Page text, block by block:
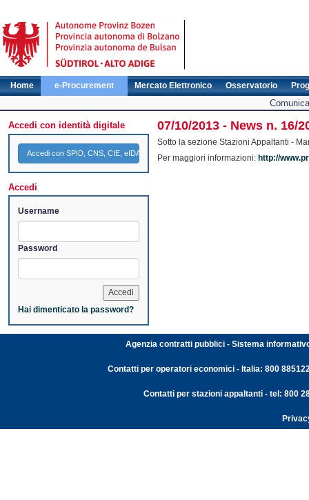
Home e-Procurement Mercato Elettronico Osservatorio
Accedi con identità digitale
Accedi con SPID, CNS, CIE, eIDAS
Accedi
Username
Password
Hai dimenticato la password?
07/10/2013 - News n. 16/
Sotto la sezione Stazioni Appaltanti -
Per maggiori informazioni: http://
Agenzia contratti pubblici - Sistema
Contatti per operatori economici - Italia: 800
Contatti per stazioni appaltanti - tel: 800